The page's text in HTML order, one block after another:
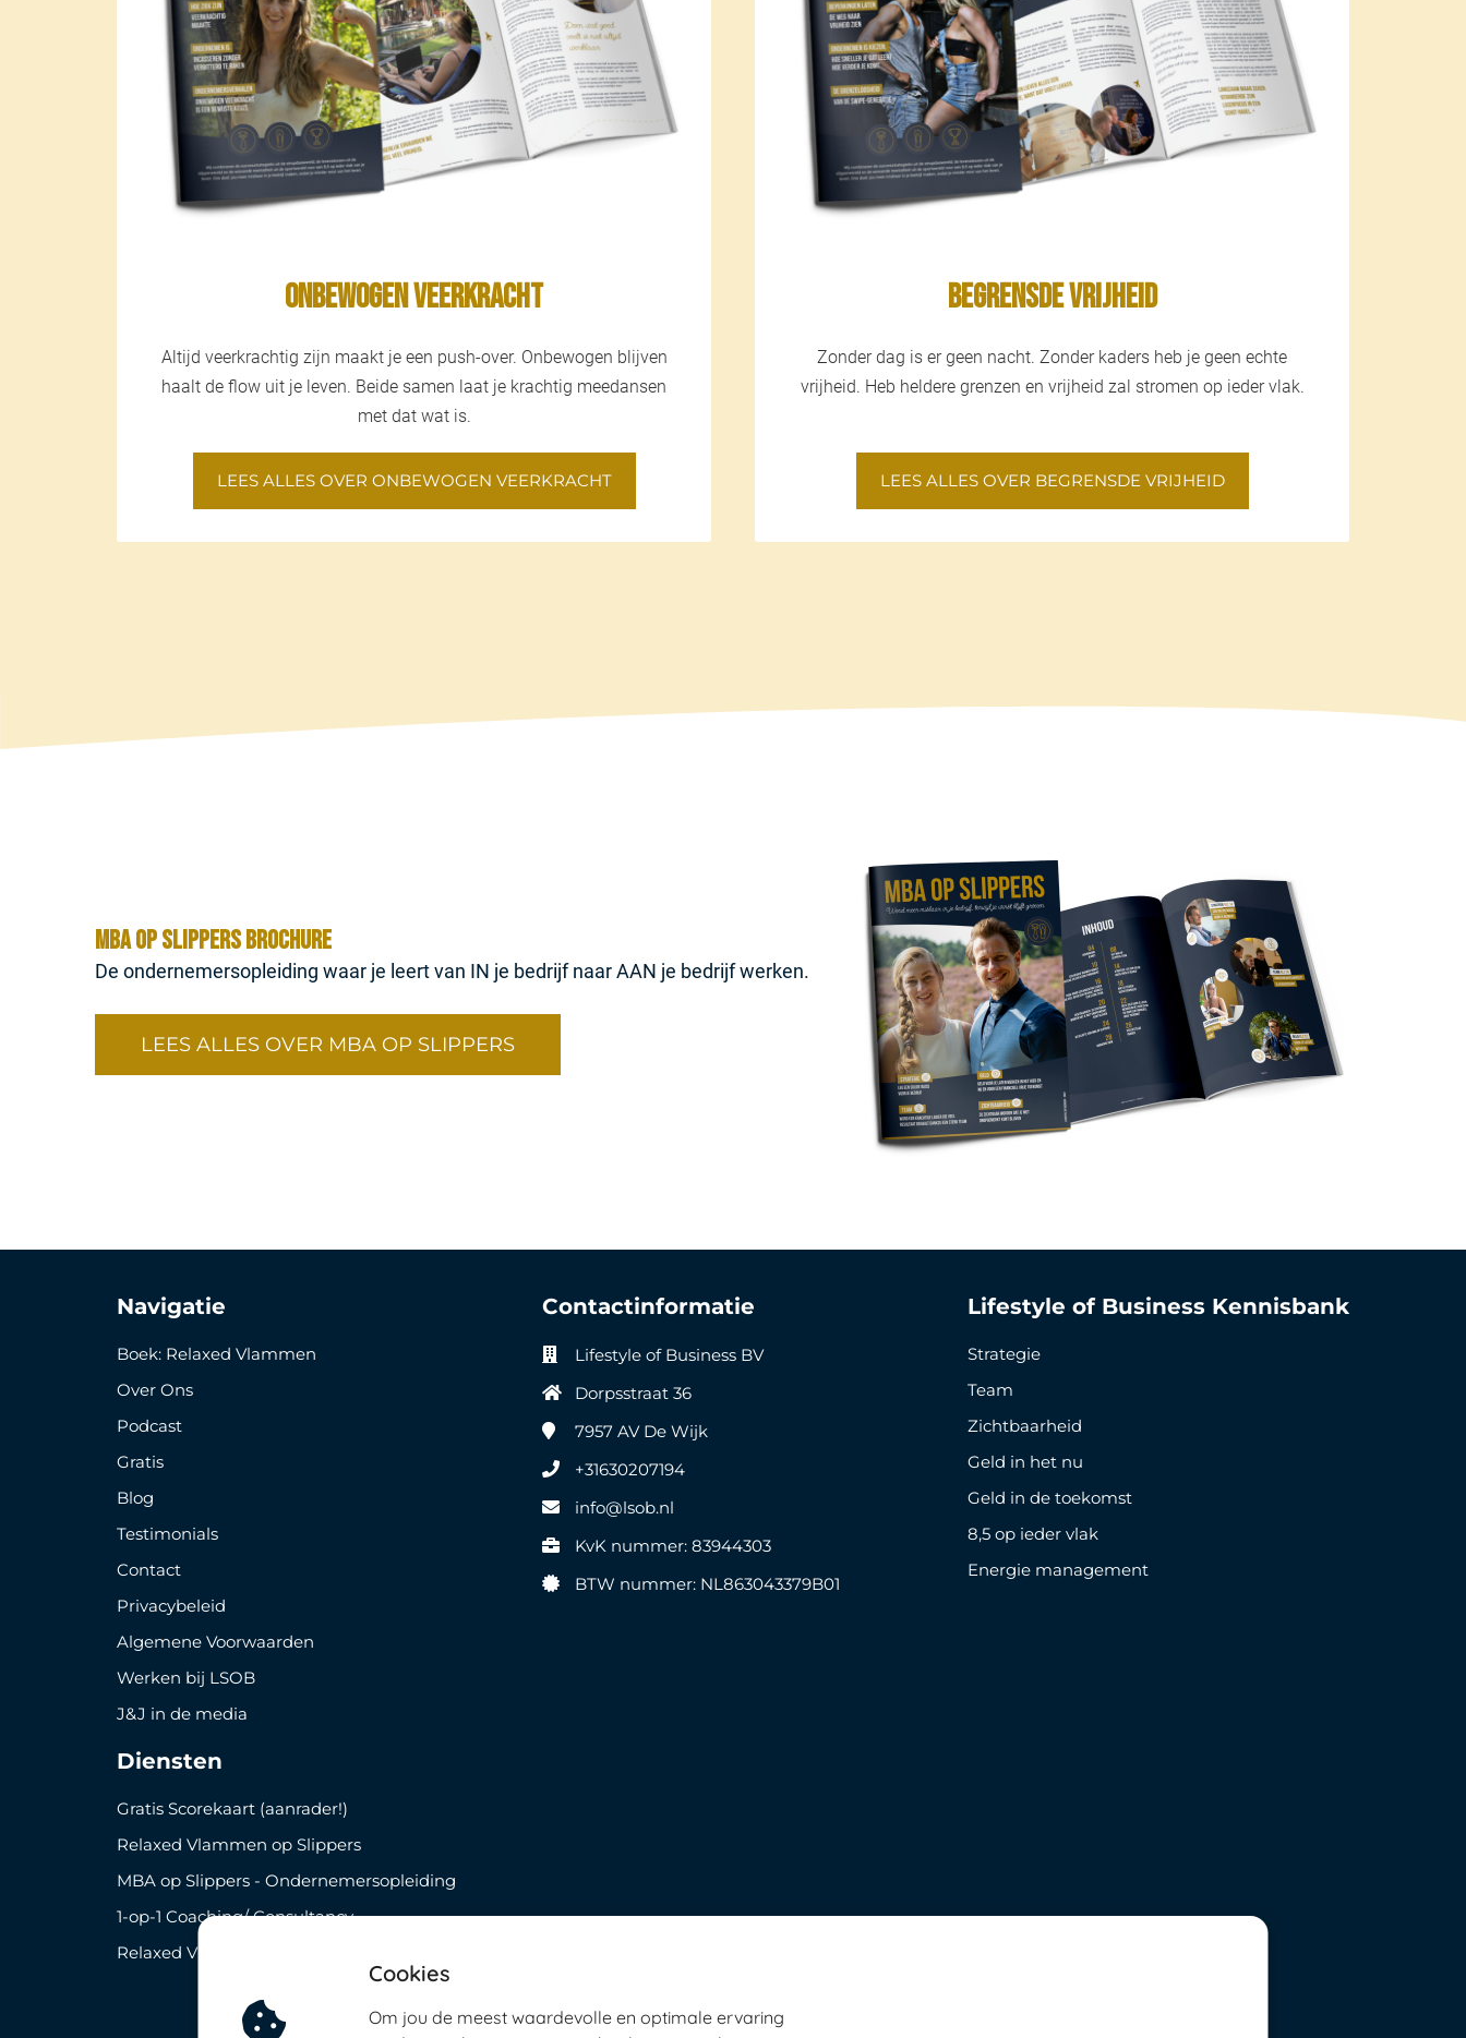
Onbewogen Veerkracht
Altijd veerkrachtig zijn maakt je een push-over. Onbewogen blijven
haalt de flow uit je leven. Beide samen laat je krachtig meedansen
met dat wat is.
LEES ALLES OVER ONBEWOGEN VEERKRACHT
Begrensde Vrijheid
Zonder dag is er geen nacht. Zonder kaders heb je geen echte
vrijheid. Heb heldere grenzen en vrijheid zal stromen op ieder vlak.
LEES ALLES OVER BEGRENSDE VRIJHEID
MBA op slippers brochure
De ondernemersopleiding waar je leert van IN je bedrijf naar AAN je bedrijf werken.
LEES ALLES OVER MBA OP SLIPPERS
Navigatie
Boek: Relaxed Vlammen
Over Ons
Podcast
Gratis
Blog
Testimonials
Contact
Privacybeleid
Algemene Voorwaarden
Werken bij LSOB
J&J in de media
Diensten
Gratis Scorekaart (aanrader!)
Relaxed Vlammen op Slippers
MBA op Slippers - Ondernemersopleiding
1-op-1 Coaching/ Consultancy
Relaxed Vlammen Business Club
Contactinformatie
Lifestyle of Business BV
Dorpsstraat 36
7957 AV De Wijk
+31630207194
info@lsob.nl
KvK nummer: 83944303
BTW nummer: NL863043379B01
Lifestyle of Business Kennisbank
Strategie
Team
Zichtbaarheid
Geld in het nu
Geld in de toekomst
8,5 op ieder vlak
Energie management
Cookies
Om jou de meest waardevolle en optimale ervaring